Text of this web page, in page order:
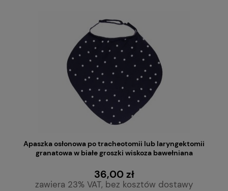
Apaszka osłonowa po tracheotomii lub laryngektomii
granatowa w białe groszki wiskoza bawełniana
36,00 zł
zawiera 23% VAT, bez kosztów dostawy